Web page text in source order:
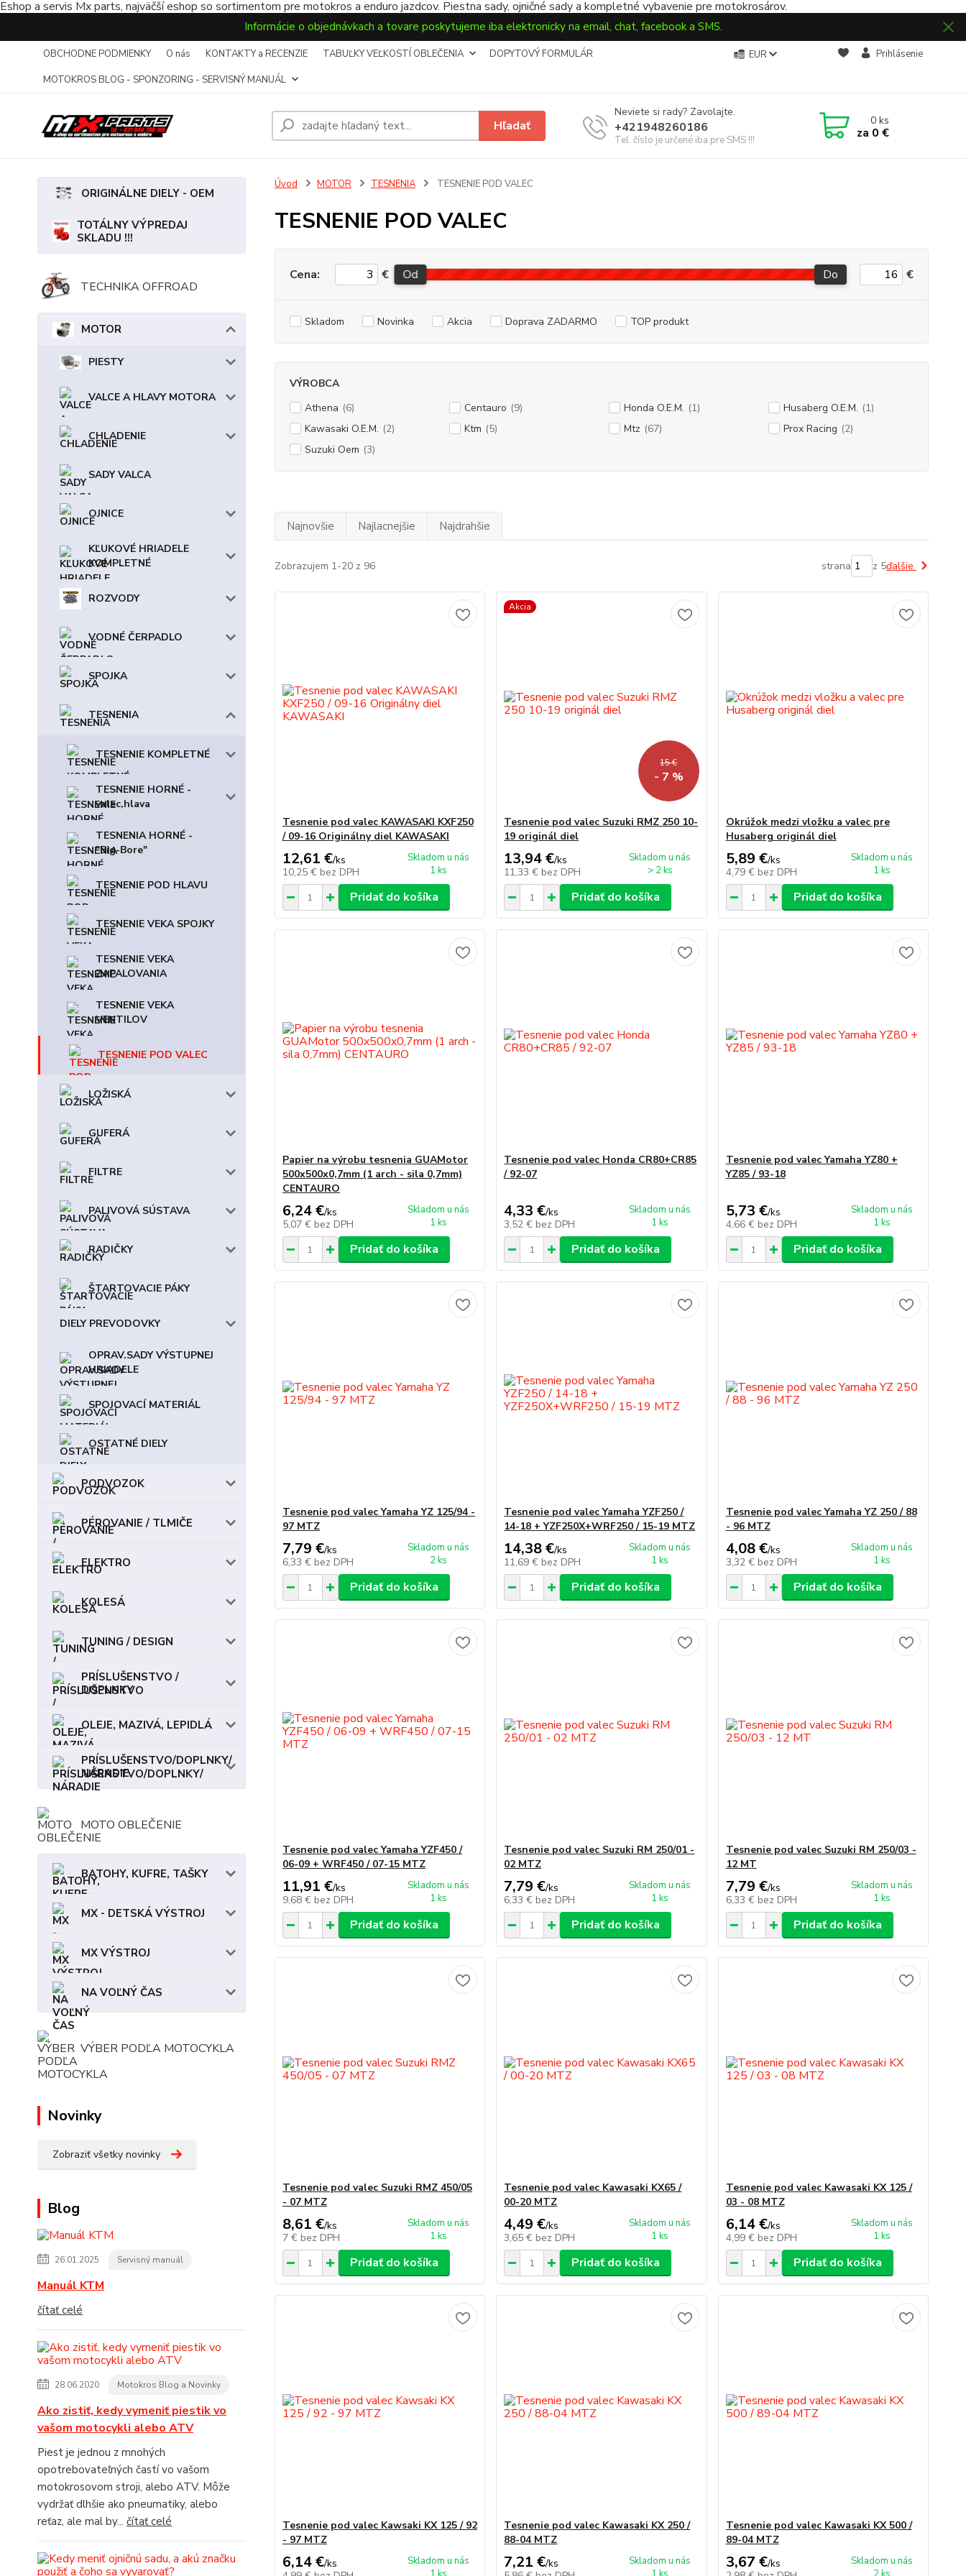
Eshop a servis Mx parts, najväčší eshop so sortimentom pre motokros a enduro jazdcov. Piestna sady, ojničné sady a kompletné vybavenie pre motokrosárov.
Informácie o objednávkach a tovare poskytujeme iba elektronicky na email, chat, facebook a SMS.
OBCHODNE PODMIENKY O nás KONTAKTY a RECENZIE TABUĽKY VEĽKOSTÍ OBLEČENIA
DOPYTOVÝ FORMULÁR
MOTOKROS BLOG - SPONZORING - SERVISNÝ MANUÁL
EUR Prihlásenie
Hľadať
Neviete si rady? Zavolajte.
+421948260186
Tel. číslo je určené iba pre SMS !!!
0ks
za 0 €
ORIGINÁLNE DIELY - OEM
TOTÁLNY VÝPREDAJ
SKLADU !!!
TECHNIKA OFFROAD
MOTOR
PIESTY
VALCE A HLAVY MOTORA
CHLADENIE
SADY VALCA
OJNICE
KĽUKOVÉ HRIADELE
KOMPLETNÉ
ROZVODY
VODNÉ ČERPADLO
SPOJKA
TESNENIA
TESNENIE KOMPLETNÉ
TESNENIE HORNÉ -
valec,hlava
TESNENIA HORNÉ -
"Big-Bore"
TESNENIE POD HLAVU
TESNENIE VEKA SPOJKY
TESNENIE VEKA
ZAPALOVANIA
TESNENIE VEKA
VENTILOV
TESNENIE POD VALEC
LOŽISKÁ
GUFERÁ
FILTRE
PALIVOVÁ SÚSTAVA
RADIČKY
ŠTARTOVACIE PÁKY
DIELY PREVODOVKY
OPRAV.SADY VÝSTUPNEJ
HRIADELE
SPOJOVACÍ MATERIÁL
OSTATNÉ DIELY
PODVOZOK
PÉROVANIE / TLMIČE
ELEKTRO
KOLESÁ
TUNING / DESIGN
PRÍSLUŠENSTVO /
DOPLNKY
OLEJE, MAZIVÁ, LEPIDLÁ
PRÍSLUŠENSTVO/DOPLNKY/
NÁRADIE
MOTO OBLEČENIE
BATOHY, KUFRE, TAŠKY
MX - DETSKÁ VÝSTROJ
MX VÝSTROJ
NA VOĽNÝ ČAS
VÝBER PODĽA MOTOCYKLA
Novinky
Zobraziť všetky novinky
Blog
26.01.2025 Servisný manuál
Manuál KTM
čítať celé
28.06.2020 Motokros Blog a Novinky
Ako zistiť, kedy vymeniť piestik vo
vašom motocykli alebo ATV
Piest je jednou z mnohých
opotrebovateľných častí vo vašom
motokrosovom stroji, alebo ATV. Môže
vydržať dlhšie ako pneumatiky, alebo
reťaz, ale mal by... čítať celé
Úvod MOTOR TESNENIA TESNENIE POD VALEC
TESNENIE POD VALEC
Cena: € Od Do €
Skladom Novinka Akcia Doprava ZADARMO TOP produkt
VÝROBCA
Athena (6) Centauro (9) Honda O.E.M. (1) Husaberg O.E.M. (1)
Kawasaki O.E.M. (2) Ktm (5) Mtz (67) Prox Racing (2)
Suzuki Oem (3)
Najnovšie Najlacnejšie Najdrahšie
Zobrazujem 1-20 z 96 strana z 5ďalšie
Tesnenie pod valec KAWASAKI KXF250
/ 09-16 Originálny diel KAWASAKI
12,61 €/ks
10,25 € bez DPH
Skladom u nás
1 ks
Pridať do košíka
Akcia
15 €
- 7 %
Tesnenie pod valec Suzuki RMZ 250 10-
19 originál diel
13,94 €/ks
11,33 € bez DPH
Skladom u nás
> 2 ks
Pridať do košíka
Okrúžok medzi vložku a valec pre
Husaberg originál diel
5,89 €/ks
4,79 € bez DPH
Skladom u nás
1 ks
Pridať do košíka
Papier na výrobu tesnenia GUAMotor
500x500x0,7mm (1 arch - sila 0,7mm)
CENTAURO
6,24 €/ks
5,07 € bez DPH
Skladom u nás
1 ks
Pridať do košíka
Tesnenie pod valec Honda CR80+CR85
/ 92-07
4,33 €/ks
3,52 € bez DPH
Skladom u nás
1 ks
Pridať do košíka
Tesnenie pod valec Yamaha YZ80 +
YZ85 / 93-18
5,73 €/ks
4,66 € bez DPH
Skladom u nás
1 ks
Pridať do košíka
Tesnenie pod valec Yamaha YZ 125/94 -
97 MTZ
7,79 €/ks
6,33 € bez DPH
Skladom u nás
2 ks
Pridať do košíka
Tesnenie pod valec Yamaha YZF250 /
14-18 + YZF250X+WRF250 / 15-19 MTZ
14,38 €/ks
11,69 € bez DPH
Skladom u nás
1 ks
Pridať do košíka
Tesnenie pod valec Yamaha YZ 250 / 88
- 96 MTZ
4,08 €/ks
3,32 € bez DPH
Skladom u nás
1 ks
Pridať do košíka
Tesnenie pod valec Yamaha YZF450 /
06-09 + WRF450 / 07-15 MTZ
11,91 €/ks
9,68 € bez DPH
Skladom u nás
1 ks
Pridať do košíka
Tesnenie pod valec Suzuki RM 250/01 -
02 MTZ
7,79 €/ks
6,33 € bez DPH
Skladom u nás
1 ks
Pridať do košíka
Tesnenie pod valec Suzuki RM 250/03 -
12 MT
7,79 €/ks
6,33 € bez DPH
Skladom u nás
1 ks
Pridať do košíka
Tesnenie pod valec Suzuki RMZ 450/05
- 07 MTZ
8,61 €/ks
7 € bez DPH
Skladom u nás
1 ks
Pridať do košíka
Tesnenie pod valec Kawasaki KX65 /
00-20 MTZ
4,49 €/ks
3,65 € bez DPH
Skladom u nás
1 ks
Pridať do košíka
Tesnenie pod valec Kawasaki KX 125 /
03 - 08 MTZ
6,14 €/ks
4,99 € bez DPH
Skladom u nás
1 ks
Pridať do košíka
Tesnenie pod valec Kawsaki KX 125 / 92
- 97 MTZ
6,14 €/ks
Skladom u nás
Tesnenie pod valec Kawasaki KX 250 /
88-04 MTZ
7,21 €/ks
Skladom u nás
Tesnenie pod valec Kawasaki KX 500 /
89-04 MTZ
3,67 €/ks
Skladom u nás